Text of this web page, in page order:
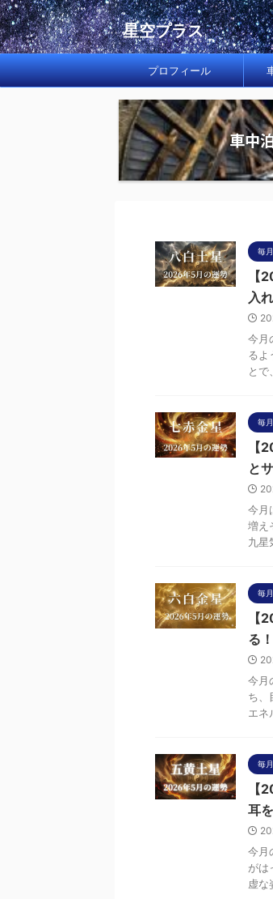
星空プラス
プロフィール
車中
毎
【
入
今月
るよ
とで
毎
【
と
今月
増え
九星
毎
【
る！
今月
ち、
エネ
毎
【
耳
今月
がは
虚な